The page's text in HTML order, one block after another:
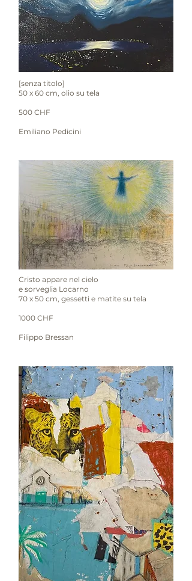
[senza titolo]
50 x 60 cm, olio su tela
500 CHF
Emiliano Pedicini
Cristo appare nel cielo
e sorveglia Locarno
70 x 50 cm, gessetti e matite su tela
1000 CHF
Filippo Bressan